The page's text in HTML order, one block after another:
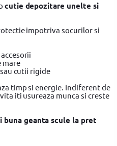
cutie depozitare unelte si
impotriva socurilor si
mare
cutii rigide
timp si energie. Indiferent de
iti usureaza munca si creste
buna geanta scule la pret